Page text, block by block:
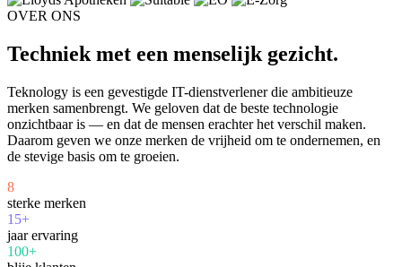
OVER ONS
Techniek met een menselijk gezicht.
Teknology is een gevestigde IT-dienstverlener die ambitieuze
merken samenbrengt. We geloven dat de beste technologie
onzichtbaar is — en dat de mensen erachter het verschil maken.
Daarom geven we onze merken de vrijheid om te ondernemen, en
de stevige basis om te groeien.
8
sterke merken
15+
jaar ervaring
100+